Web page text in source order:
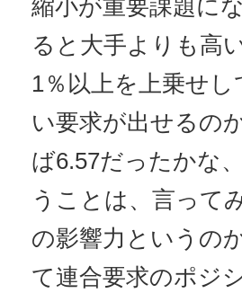
縮小が重要課題に
ると大手よりも高
1％以上を上乗せ
い要求が出せるの
ば6.57だったかな
うことは、言って
の影響力というの
て連合要求のポジ